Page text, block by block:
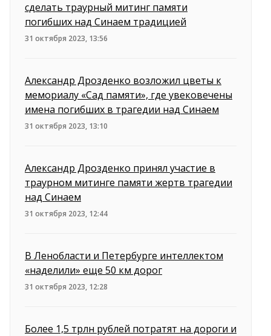
сделать траурный митинг памяти
погибших над Синаем традицией
31 октября 2023, 13:56
Александр Дрозденко возложил цветы к
мемориалу «Сад памяти», где увековечены
имена погибших в трагедии над Синаем
31 октября 2023, 13:10
Александр Дрозденко принял участие в
траурном митинге памяти жертв трагедии
над Синаем
31 октября 2023, 12:44
В Ленобласти и Петербурге интеллектом
«наделили» еще 50 км дорог
31 октября 2023, 12:28
Более 1,5 трлн рублей потратят на дороги и